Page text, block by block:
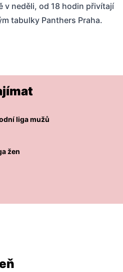
v neděli, od 18 hodin přivítají
tabulky Panthers Praha.
liga mužů
žen